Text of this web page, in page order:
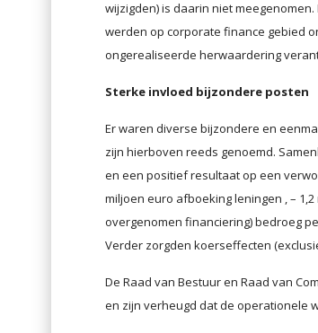
wijzigden) is daarin niet
werden op corporate finance gebied
ongerealiseerde herwaardering
Sterke invloed bijzondere posten
Er waren diverse bijzondere en
zijn hierboven reeds genoemd.
en een positief resultaat op een
miljoen euro afboeking leningen , –
overgenomen financiering) bedroeg
Verder zorgden koerseffecten
De Raad van Bestuur en Raad van
en zijn verheugd dat de operationele